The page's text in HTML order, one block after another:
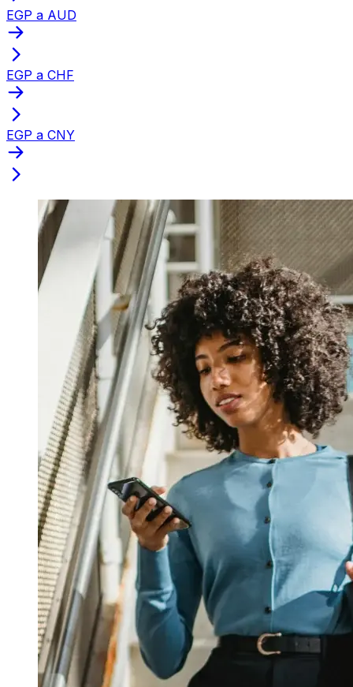
EGP a AUD
EGP a CHF
EGP a CNY